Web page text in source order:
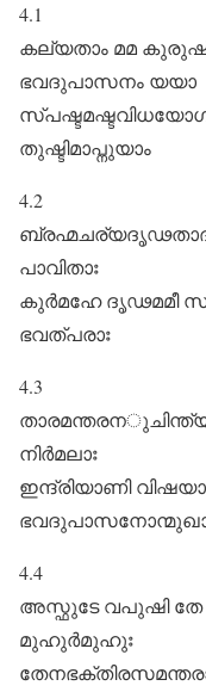
4.1
കല്യതാം മമ
ഭവദുപാസനം യയാ
തുഷ്ടിമാപ്നുയാം
4.2
പാവിതാഃ
കുർമഹേ ദൃഢമമീ
ഭവത്പരാഃ
4.3
നിർമലാഃ
ഇന്ദ്രിയാണി
4.4
അസ്ഫുടേ വപുഷി തേ
മുഹുർമുഹുഃ